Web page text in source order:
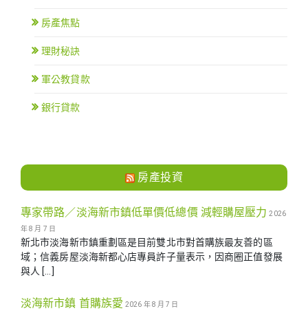
房產焦點
理財秘訣
軍公教貸款
銀行貸款
房產投資
專家帶路／淡海新市鎮低單價低總價 減輕購屋壓力 2026
年 8 月 7 日
新北市淡海新市鎮重劃區是目前雙北市對首購族最友善的區
域；信義房屋淡海新都心店專員許子量表示，因商圈正值發展
與人 […]
淡海新市鎮 首購族愛 2026 年 8 月 7 日